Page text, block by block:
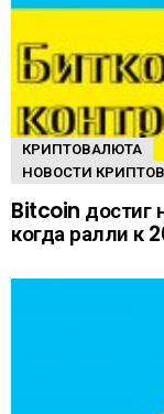
КРИПТОВАЛЮТА
НОВОСТИ
Bitcoin достиг
когда ралли к